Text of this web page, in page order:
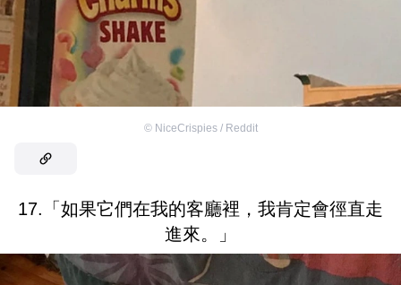
© NiceCrispies / Reddit
17.「如果它們在我的客廳裡，我肯定會徑直走
進來。」